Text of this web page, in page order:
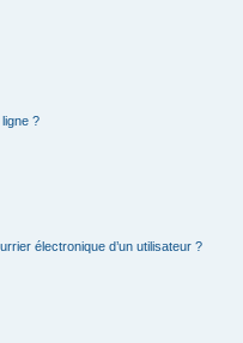
?
électronique d’un utilisateur ?